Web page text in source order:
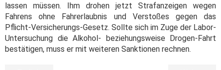
lassen müssen. Ihm drohen jetzt Strafanzeigen wegen
Fahrens ohne Fahrerlaubnis und Verstoßes gegen das
Pflicht-Versicherungs-Gesetz. Sollte sich im Zuge der Labor-
Untersuchung die Alkohol- beziehungsweise Drogen-Fahrt
bestätigen, muss er mit weiteren Sanktionen rechnen.